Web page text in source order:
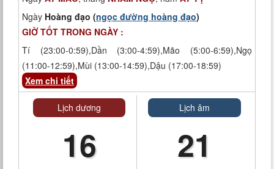
Ngày Hoàng đạo (ngọc đường hoàng đạo)
GIỜ TỐT TRONG NGÀY :
Tí (23:00-0:59),Dần (3:00-4:59),Mão (5:00-6:59),Ngọ
(11:00-12:59),Mùi (13:00-14:59),Dậu (17:00-18:59)
Xem chi tiết
Lịch dương
16
Lịch âm
21